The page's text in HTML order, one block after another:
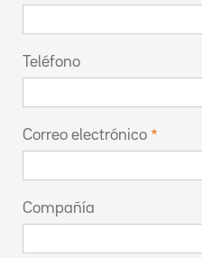
Teléfono
Correo electrónico
Compañía